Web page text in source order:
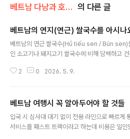
베트남 다낭과 호이얀 여행 그리고 후에 의 다른 글
베트남의 연지(연근) 쌀국수를 아시나
베트남의 연근 쌀국수(Hủ tiếu sen / Bún sen)
인 소고기나 돼지고기 쌀국수에 비해 담백하고
씨앗, 줄기, 꽃잎)를 식재료로 활용하는데, 그중에
료 활용과수출 효자상품인 연꽃차가 정말 인기가
저도 연꽃차를 좋아하는 일인 중 한 명입니다.연꽃
있어 조각배를 타고 연꽃을수거하는 모습은 정말
2 0 2026. 5. 9.
베트남 여행시 꼭 알아두어야 할 것들
입국 시 심사대 대기 없이 전용 라인으로 빠르게
서비스를 패스트 트랙이라고 하는데 비용은 일